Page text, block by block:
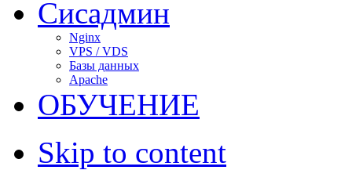
Сисадмин
Nginx
VPS / VDS
Базы данных
Apache
ОБУЧЕНИЕ
Skip to content